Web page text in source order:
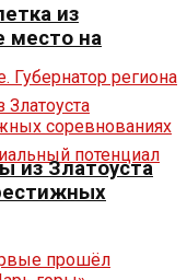
из
место на
из Златоуста